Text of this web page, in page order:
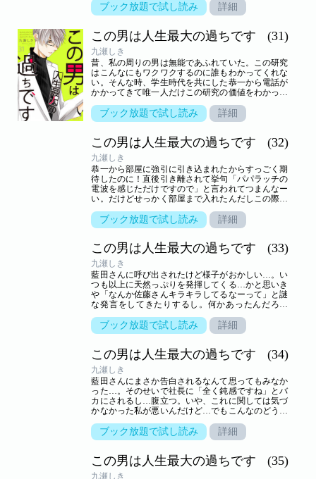
きなのか……。【恋するソワレ】 この作品は「恋す
るソワレ」2020年Vol．4に収録されています。
ブック放題で試し読み 詳細
この男は人生最大の過ちです (31)
九瀬しき
昔、私の周りの男は無能であふれていた。この研究
はこんなにもワクワクするのに誰もわかってくれな
い。そんな時、学生時代を共にした恭一から電話が
かかってきて唯一人だけこの研究の価値をわかって
授・三島の心の内とは…！？【恋するソワレ】 この
作品は「恋するソワレ」2020年Vol．5に収録されて
ブック放題で試し読み 詳細
この男は人生最大の過ちです (32)
九瀬しき
恭一から部屋に強引に引き込まれたからすっごく期
待したのに！直後引き離されて挙句「パパラッチの
電波を感じただけですので」と言われてつまんなー
い。だけどせっかく部屋まで入れたんだしこの際、
ど…！？【恋するソワレ】 この作品は「恋するソワ
レ」2020年Vol．7に収録されています。
ブック放題で試し読み 詳細
この男は人生最大の過ちです (33)
九瀬しき
藍田さんに呼び出されたけど様子がおかしい…。い
つも以上に天然っぷりを発揮してくる…かと思いき
や「なんか佐藤さんキラキラしてるなーって」と謎
な発言をしてきたりするし。何かあったんだろう
レ」2020年Vol．8に収録されています。
ブック放題で試し読み 詳細
この男は人生最大の過ちです (34)
九瀬しき
藍田さんにまさか告白されるなんて思ってもみなか
った…。そのせいで社長に「全く鈍感ですね」とバ
カにされるし…腹立つ。いや、これに関しては気づ
かなかった私が悪いんだけど…でもこんなのどうし
るソワレ」2020年Vol．9に収録されています。
ブック放題で試し読み 詳細
この男は人生最大の過ちです (35)
九瀬しき